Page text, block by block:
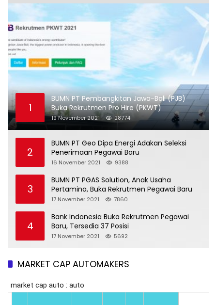
1
BUMN PT Pembangkitan Jawa-Bali (PJB)
Buka Rekrutmen Pro Hire (PKWT)
19 November 2021 28774
2
BUMN PT Geo Dipa Energi Adakan Seleksi
Penerimaan Pegawai Baru
16 November 2021 9388
3
BUMN PT PGAS Solution, Anak Usaha
Pertamina, Buka Rekrutmen Pegawai Baru
17 November 2021 7860
4
Bank Indonesia Buka Rekrutmen Pegawai
Baru, Tersedia 37 Posisi
17 November 2021 5692
MARKET CAP AUTOMAKERS